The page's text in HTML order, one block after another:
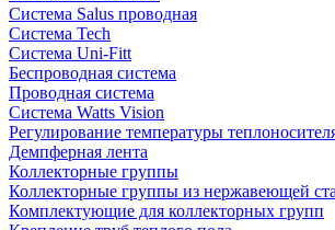
Система Salus проводная
Система Tech
Система Uni-Fitt
Беспроводная система
Проводная система
Система Watts Vision
Регулирование температуры
Демпферная лента
Коллекторные группы
Коллекторные группы из нержавеющей
Комплектующие для коллекторных групп